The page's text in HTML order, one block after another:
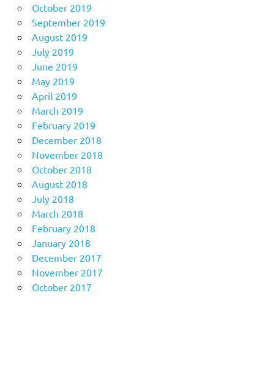
October 2019
September 2019
August 2019
July 2019
June 2019
May 2019
April 2019
March 2019
February 2019
December 2018
November 2018
October 2018
August 2018
July 2018
March 2018
February 2018
January 2018
December 2017
November 2017
October 2017